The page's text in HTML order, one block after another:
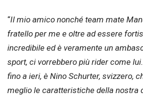
“Il mio amico nonché team mate
fratello per me e oltre ad essere
incredibile ed è veramente un
sport, ci vorrebbero più rider come
fino a ieri, è Nino Schurter, svizzero,
meglio le caratteristiche della nostra